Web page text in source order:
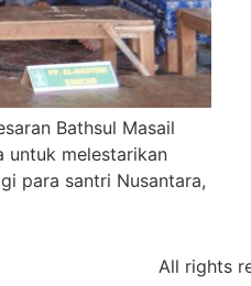
Bathsul Masail
untuk melestarikan
para santri Nusantara,
All rights